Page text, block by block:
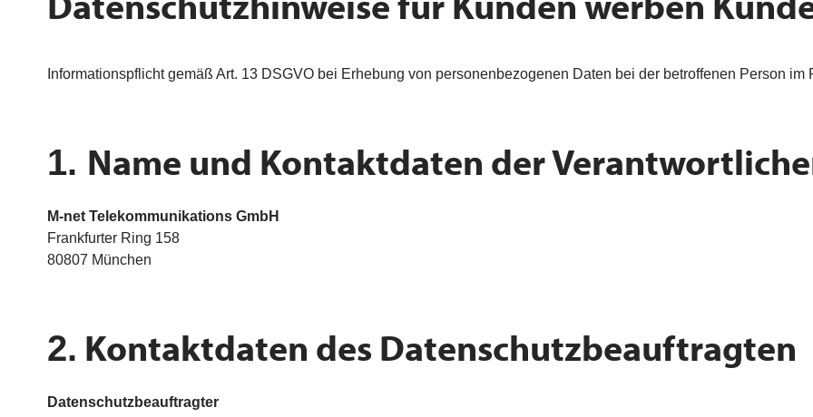
Informationspflicht gemäß Art. 13 DSGVO bei Erhebung von personenbezogenen Daten bei der betroffenen Person im
1. Name und Kontaktdaten der
M-net Telekommunikations GmbH
Frankfurter Ring 158
80807 München
2. Kontaktdaten des Datenschutzbeauftragten
Datenschutzbeauftragter